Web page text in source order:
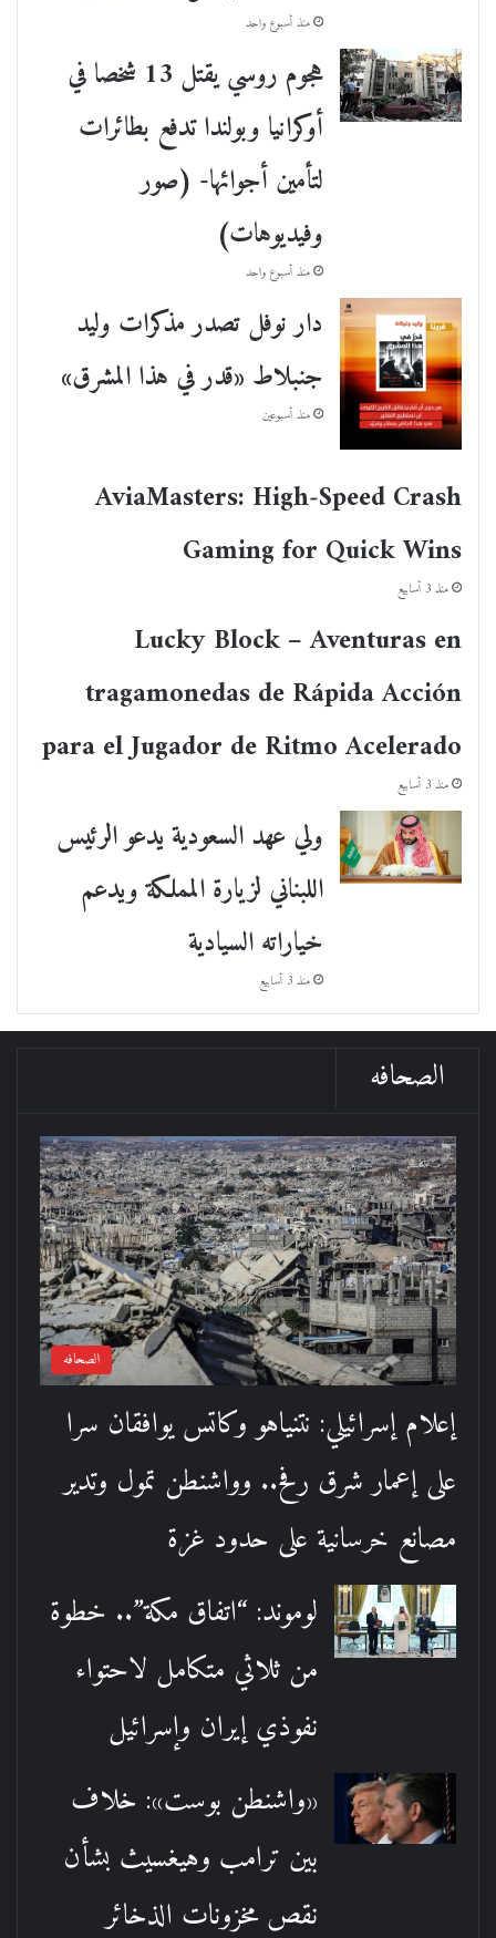
منذ أسبوع واحد
هجوم روسي يقتل 13 شخصا في
أوكرانيا وبولندا تدفع بطائرات
لتأمين أجوائها- (صور
وفيديوهات)
منذ أسبوع واحد
دار نوفل تصدر مذكرات وليد
جنبلاط «قدر في هذا المشرق»
منذ أسبوعين
AviaMasters: High‑Speed Crash
Gaming for Quick Wins
منذ 3 أسابيع
Lucky Block – Aventuras en
tragamonedas de Rápida Acción
para el Jugador de Ritmo Acelerado
منذ 3 أسابيع
ولي عهد السعودية يدعو الرئيس
اللبناني لزيارة المملكة ويدعم
خياراته السيادية
منذ 3 أسابيع
الصحافه
الصحافه
إعلام إسرائيلي: نتنياهو وكاتس يوافقان سرا
على إعمار شرق رفح.. وواشنطن تمول وتدير
مصانع خرسانية على حدود غزة
لوموند: “اتفاق مكة”.. خطوة
من ثلاثي متكامل لاحتواء
نفوذي إيران وإسرائيل
«واشنطن بوست»: خلاف
بين ترامب وهيغسيث بشأن
نقص مخزونات الذخائر